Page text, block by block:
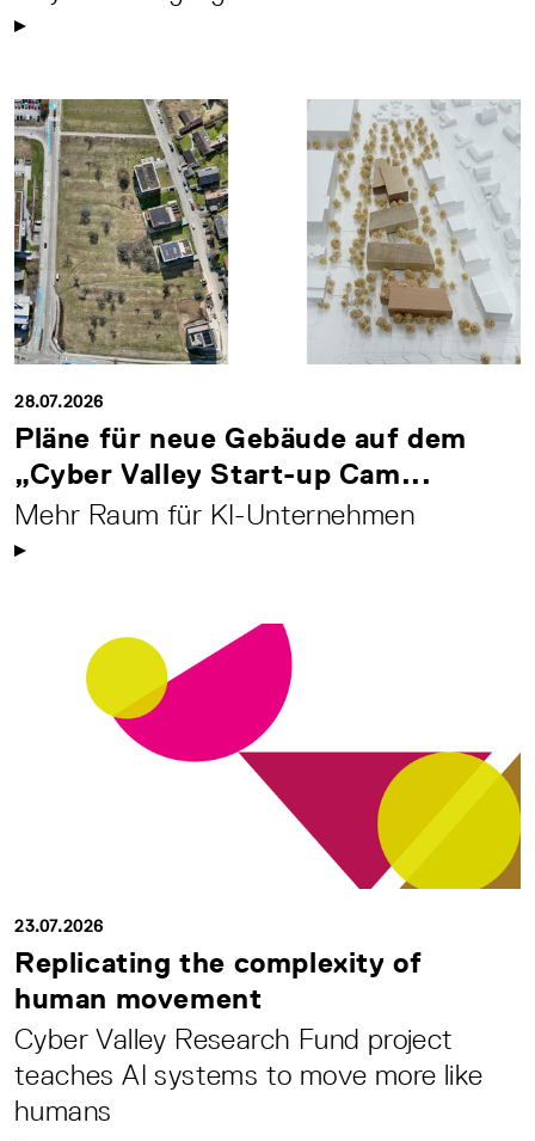
28.07.2026
Pläne für neue Gebäude auf dem
„Cyber Valley Start-up Cam...
Mehr Raum für KI-Unternehmen
23.07.2026
Replicating the complexity of
human movement
Cyber Valley Research Fund project
teaches AI systems to move more like
humans